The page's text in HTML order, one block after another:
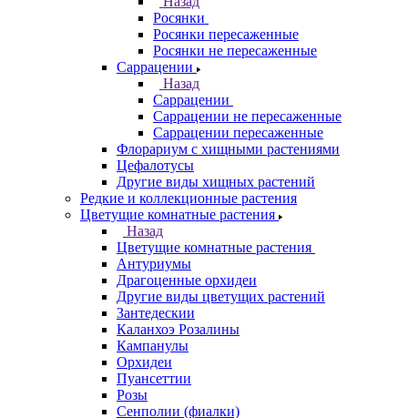
Росянки
Росянки пересаженные
Росянки не пересаженные
Саррацении
Назад
Саррацении
Саррацении не пересаженные
Саррацении пересаженные
Флорариум с хищными растениями
Цефалотусы
Другие виды хищных растений
Редкие и коллекционные растения
Цветущие комнатные растения
Назад
Цветущие комнатные растения
Антуриумы
Драгоценные орхидеи
Другие виды цветущих растений
Зантедескии
Каланхоэ Розалины
Кампанулы
Орхидеи
Пуансеттии
Розы
Сенполии (фиалки)